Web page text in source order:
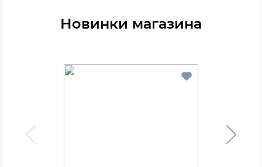
Новинки магазина